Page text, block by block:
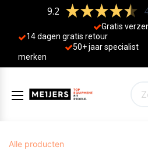
9.2
Gratis
14 dagen gratis retour
50+ jaar specialist
merken
Alle producten